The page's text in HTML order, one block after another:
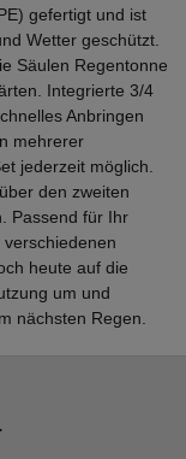
gefertigt und ist
Wetter geschützt.
Säulen Regentonne
Integrierte 3/4
Anbringen
mehrerer
jederzeit möglich.
den zweiten
Passend für Ihr
heute auf die
um und
nächsten Regen.